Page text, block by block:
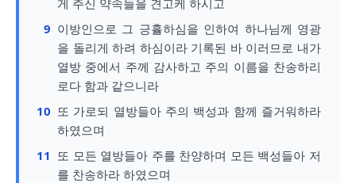
게 주신 약속들을 견고케 하시고
9 이방인으로 그 긍휼하심을 인하여 하나님께 영광
을 돌리게 하려 하심이라 기록된 바 이러므로 내가
열방 중에서 주께 감사하고 주의 이름을 찬송하리
로다 함과 같으니라
10 또 가로되 열방들아 주의 백성과 함께 즐거워하라
하였으며
11 또 모든 열방들아 주를 찬양하며 모든 백성들아 저
를 찬송하라 하였으며